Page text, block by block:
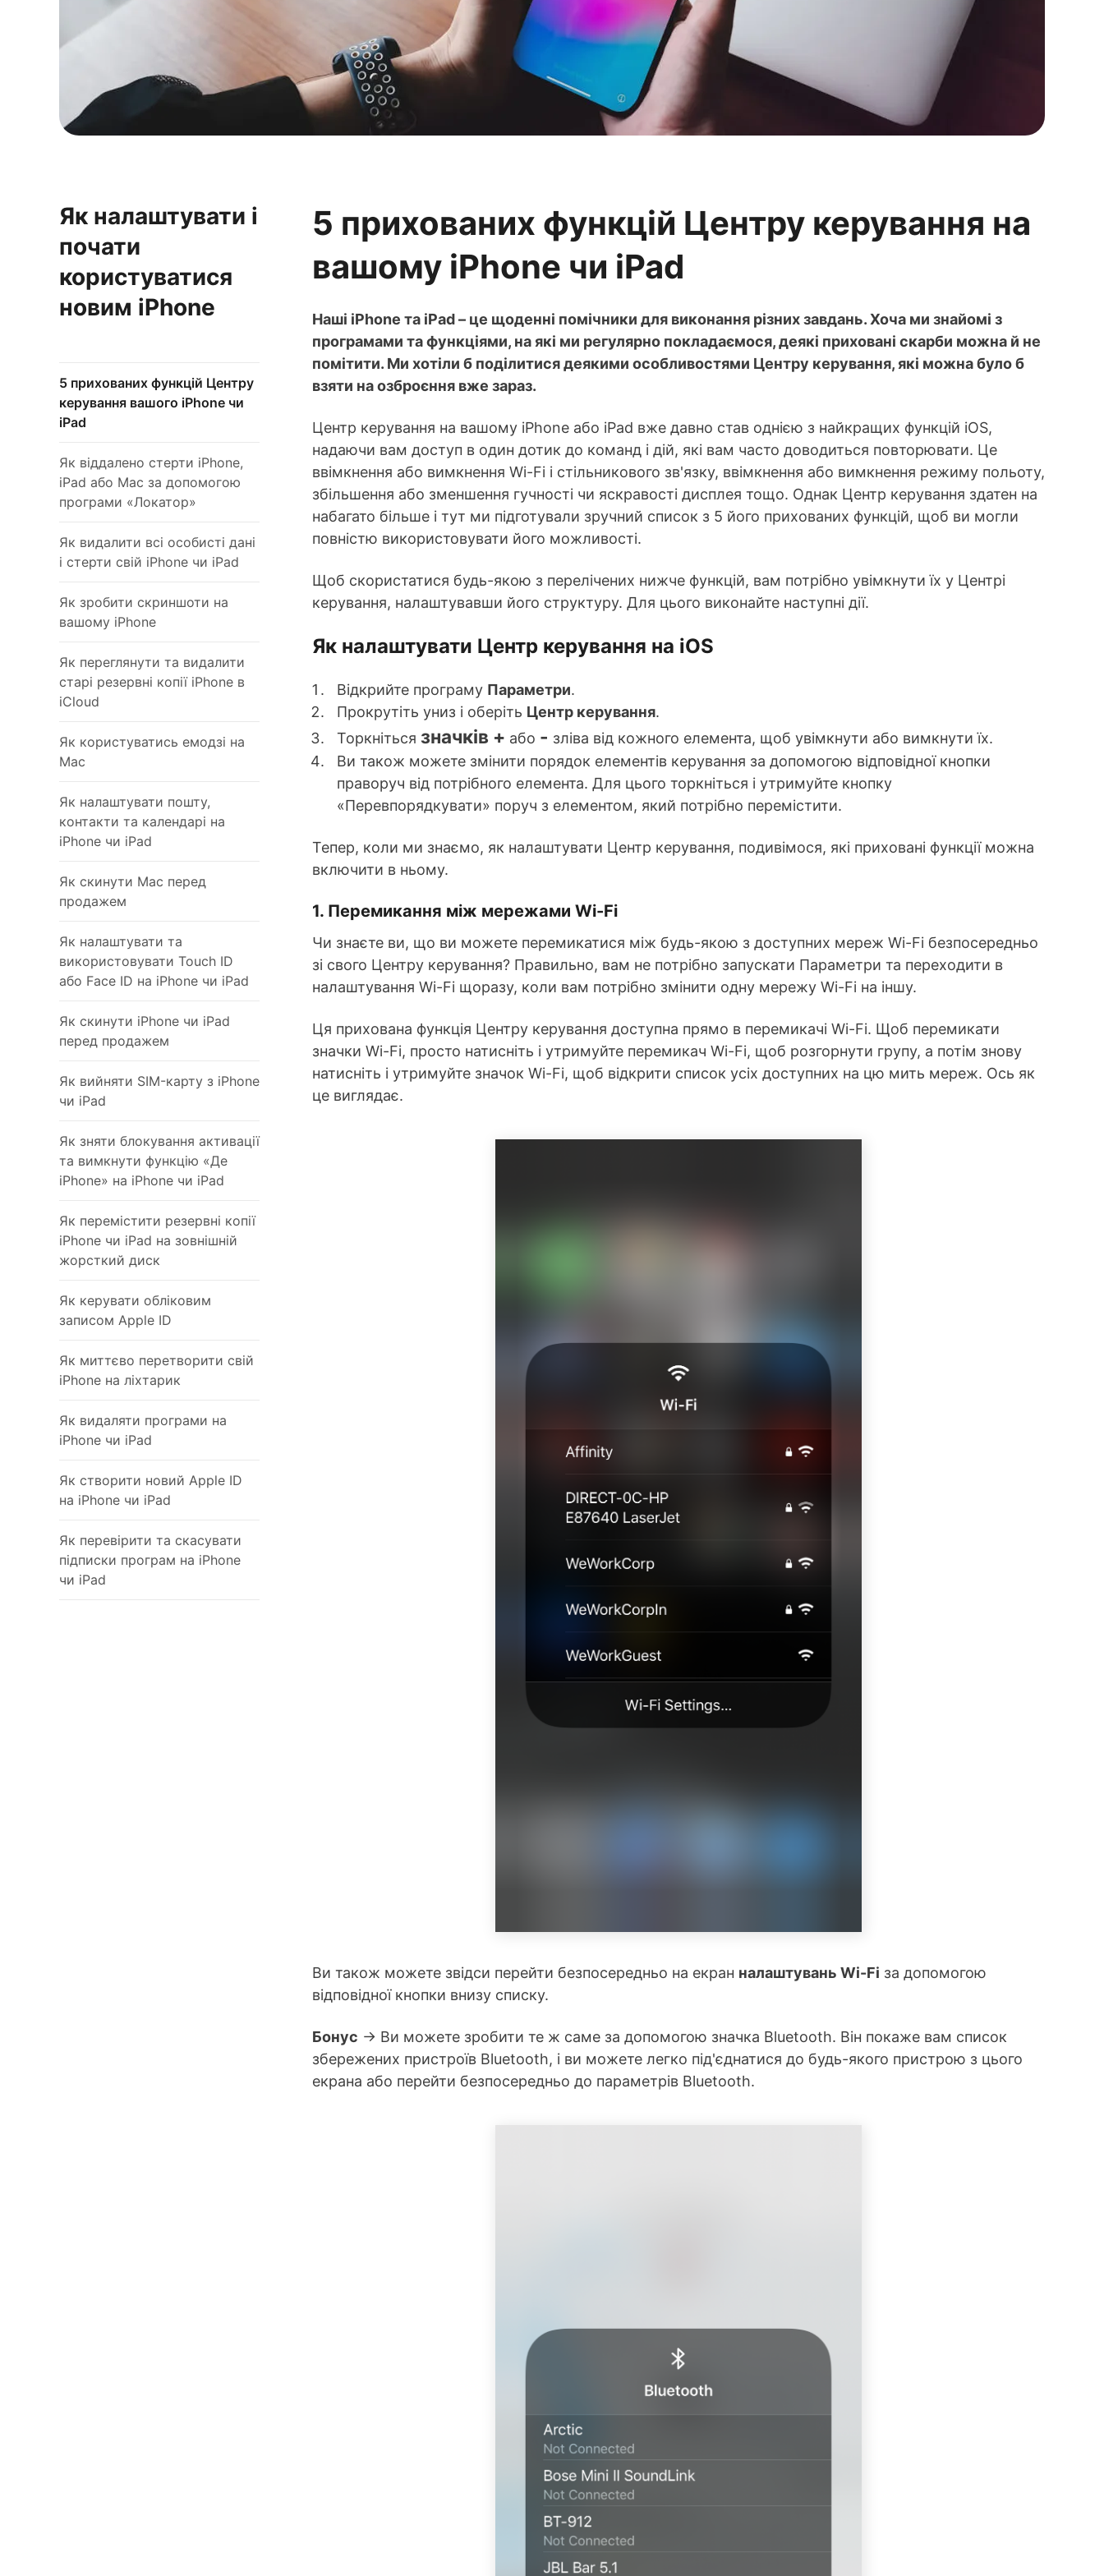
Як налаштувати і
почати
користуватися
новим iPhone
5 прихованих функцій Центру
керування вашого iPhone чи
iPad
Як віддалено стерти iPhone,
iPad або Mac за допомогою
програми «Локатор»
Як видалити всі особисті дані
і стерти свій iPhone чи iPad
Як зробити скриншоти на
вашому iPhone
Як переглянути та видалити
старі резервні копії iPhone в
iCloud
Як користуватись емодзі на
Mac
Як налаштувати пошту,
контакти та календарі на
iPhone чи iPad
Як скинути Mac перед
продажем
Як налаштувати та
використовувати Touch ID
або Face ID на iPhone чи iPad
Як скинути iPhone чи iPad
перед продажем
Як вийняти SIM-карту з iPhone
чи iPad
Як зняти блокування активації
та вимкнути функцію «Де
iPhone» на iPhone чи iPad
Як перемістити резервні копії
iPhone чи iPad на зовнішній
жорсткий диск
Як керувати обліковим
записом Apple ID
Як миттєво перетворити свій
iPhone на ліхтарик
Як видаляти програми на
iPhone чи iPad
Як створити новий Apple ID
на iPhone чи iPad
Як перевірити та скасувати
підписки програм на iPhone
чи iPad
5 прихованих функцій Центру керування на
вашому iPhone чи iPad
Наші iPhone та iPad – це щоденні помічники для виконання різних завдань. Хоча ми знайомі з
програмами та функціями, на які ми регулярно покладаємося, деякі приховані скарби можна й не
помітити. Ми хотіли б поділитися деякими особливостями Центру керування, які можна було б
взяти на озброєння вже зараз.
Центр керування на вашому iPhone або iPad вже давно став однією з найкращих функцій iOS,
надаючи вам доступ в один дотик до команд і дій, які вам часто доводиться повторювати. Це
ввімкнення або вимкнення Wi-Fi і стільникового зв'язку, ввімкнення або вимкнення режиму польоту,
збільшення або зменшення гучності чи яскравості дисплея тощо. Однак Центр керування здатен на
набагато більше і тут ми підготували зручний список з 5 його прихованих функцій, щоб ви могли
повністю використовувати його можливості.
Щоб скористатися будь-якою з перелічених нижче функцій, вам потрібно увімкнути їх у Центрі
керування, налаштувавши його структуру. Для цього виконайте наступні дії.
Як налаштувати Центр керування на iOS
Відкрийте програму Параметри.
Прокрутіть униз і оберіть Центр керування.
Торкніться значків + або - зліва від кожного елемента, щоб увімкнути або вимкнути їх.
Ви також можете змінити порядок елементів керування за допомогою відповідної кнопки
праворуч від потрібного елемента. Для цього торкніться і утримуйте кнопку
«Перевпорядкувати» поруч з елементом, який потрібно перемістити.
Тепер, коли ми знаємо, як налаштувати Центр керування, подивімося, які приховані функції можна
включити в ньому.
1. Перемикання між мережами Wi-Fi
Чи знаєте ви, що ви можете перемикатися між будь-якою з доступних мереж Wi-Fi безпосередньо
зі свого Центру керування? Правильно, вам не потрібно запускати Параметри та переходити в
налаштування Wi-Fi щоразу, коли вам потрібно змінити одну мережу Wi-Fi на іншу.
Ця прихована функція Центру керування доступна прямо в перемикачі Wi-Fi. Щоб перемикати
значки Wi-Fi, просто натисніть і утримуйте перемикач Wi-Fi, щоб розгорнути групу, а потім знову
натисніть і утримуйте значок Wi-Fi, щоб відкрити список усіх доступних на цю мить мереж. Ось як
це виглядає.
Ви також можете звідси перейти безпосередньо на екран налаштувань Wi-Fi за допомогою
відповідної кнопки внизу списку.
Бонус → Ви можете зробити те ж саме за допомогою значка Bluetooth. Він покаже вам список
збережених пристроїв Bluetooth, і ви можете легко під'єднатися до будь-якого пристрою з цього
екрана або перейти безпосередньо до параметрів Bluetooth.